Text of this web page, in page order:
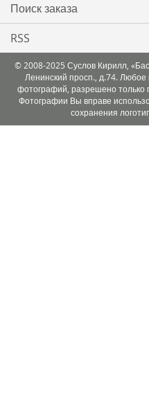
Поиск заказа
RSS
© 2008-2025 Суслов Кирилл,
Ленинский просп., д.74.
фотографий, разрешено только
Фотографии Вы вправе
сохранения